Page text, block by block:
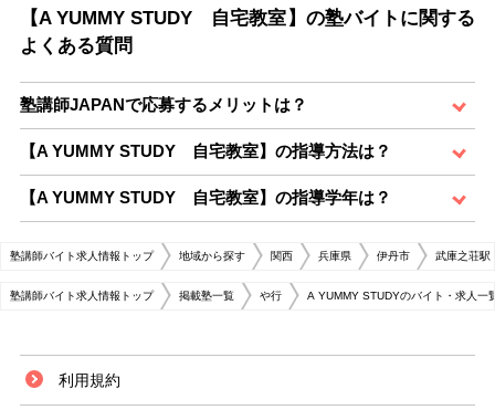
【A YUMMY STUDY 自宅教室】の塾バイトに関する
よくある質問
塾講師JAPANで応募するメリットは？
【A YUMMY STUDY 自宅教室】の指導方法は？
【A YUMMY STUDY 自宅教室】の指導学年は？
塾講師バイト求人情報トップ 地域から探す 関西 兵庫県 伊丹市 武庫之荘駅
塾講師バイト求人情報トップ 掲載塾一覧 や行 A YUMMY STUDYのバイト・求人一
利用規約